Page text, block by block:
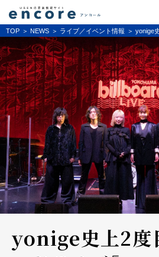
TOP NEWS ライブ／イベント情報 yonige
yonige史上2度